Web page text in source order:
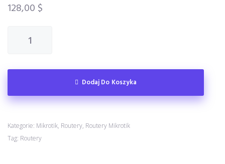
128,00 $
Dodaj Do Koszyka
Kategorie: Mikrotik, Routery, Routery Mikrotik
Tag: Routery